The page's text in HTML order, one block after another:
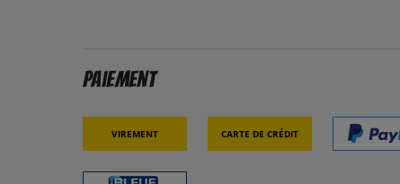
Paiement
Virement Carte de crédit